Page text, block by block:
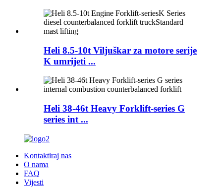
Heli 8.5-10t Viljuškar za motore serije
K umrijeti ...
Heli 38-46t Heavy Forklift-series G
series int ...
Kontaktiraj nas
O nama
FAQ
Vijesti